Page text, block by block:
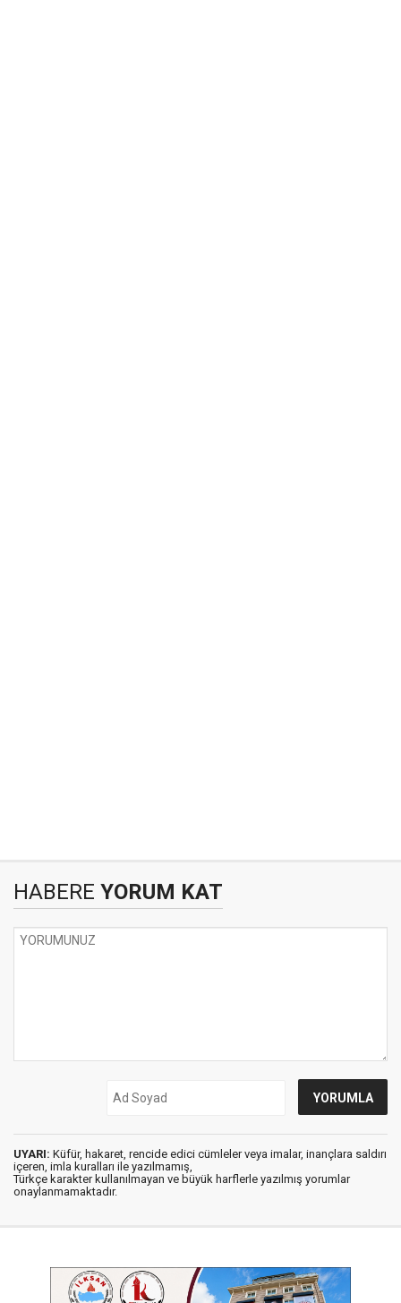
HABERE YORUM KAT
UYARI: Küfür, hakaret, rencide edici cümleler veya imalar, inançlara saldırı
içeren, imla kuralları ile yazılmamış,
Türkçe karakter kullanılmayan ve büyük harflerle yazılmış yorumlar
onaylanmamaktadır.